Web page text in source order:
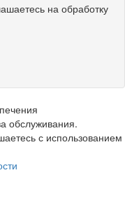
на обработку
обслуживания.
с использованием